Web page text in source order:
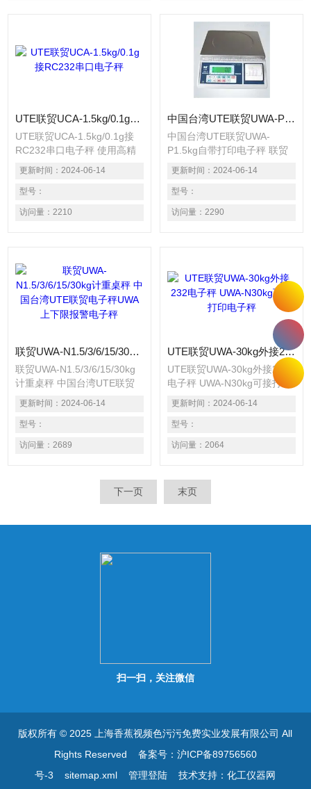
UTE联贸UCA-1.5kg/0.1g接RC232串口电子秤
UTE联贸UCA-1.5kg/0.1g接
RC232串口电子秤 使用高精
度传感器,精度达
1/15000~1/30000. 采用大型
液晶显示,明显易读. 交直流两
用配备充电电池. 内置重量单
位可选择kg/1b. 具备自动归
更新时间： 2024-06-14
型号：
访问量： 2210
中国台湾UTE联贸UWA-P1.5kg自带打印电子秤 联贸UWA-P1.5kg微型打印不干胶电子秤
中国台湾UTE联贸UWA-
P1.5kg自带打印电子秤 联贸
UWA-P1.5kg微型打印不干胶
电子秤 使用高精度传感器,精
度达1/15000~1/30000. 采用
大型显示屏幕,明显易读. 交直
流两用,配备充电电池. 内置重
接口,可连接电脑或打印机.
更新时间： 2024-06-14
型号：
访问量： 2290
联贸UWA-N1.5/3/6/15/30kg计重桌秤 中国台湾UTE联贸电子秤UWA上下限报警电子秤
联贸UWA-N1.5/3/6/15/30kg
计重桌秤 中国台湾UTE联贸
电子秤UWA上下限报警电子
秤 使用高精度传感器,精度达
1/15000~1/30000. 采用大型
显示屏幕,明显易读. 交直流两
用,配备充电电池. 内置重量单
零.扣重,上下限报警,简易计数
等功能. 可选配RS232通讯接
更新时间： 2024-06-14
型号：
访问量： 2689
UTE联贸UWA-30kg外接232电子秤 UWA-N30kg可接打印电子秤
UTE联贸UWA-30kg外接232
电子秤 UWA-N30kg可接打印
电子秤 使用高精度传感器,精
度达1/15000~1/30000. 采用
大型显示屏幕,明显易读. 交直
流两用,配备充电电池. 内置重
量单位可选择kg/1b. 具备自动
数等功能. 可选配RS232通讯
接口,可连接电脑或打印机.
更新时间： 2024-06-14
型号：
访问量： 2064
下一页 末页
扫一扫，关注微信
版权所有 © 2025 上海香蕉视频色污污免费实业发展有限公司 All
Rights Reserved 备案号：沪ICP备89756560
号-3
sitemap.xml 管理登陆 技术支持：化工仪器网